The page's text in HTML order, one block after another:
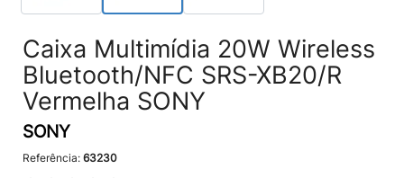
Caixa Multimídia 20W Wireless
Bluetooth/NFC SRS-XB20/R
Vermelha SONY
SONY
Referência: 63230